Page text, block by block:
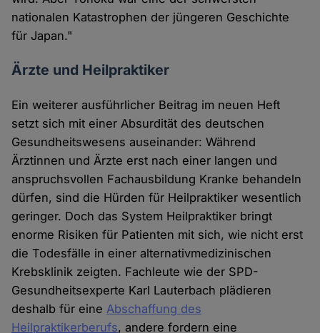
nationalen Katastrophen der jüngeren Geschichte
für Japan."
Ärzte und Heilpraktiker
Ein weiterer ausführlicher Beitrag im neuen Heft
setzt sich mit einer Absurdität des deutschen
Gesundheitswesens auseinander: Während
Ärztinnen und Ärzte erst nach einer langen und
anspruchsvollen Fachausbildung Kranke behandeln
dürfen, sind die Hürden für Heilpraktiker wesentlich
geringer. Doch das System Heilpraktiker bringt
enorme Risiken für Patienten mit sich, wie nicht erst
die Todesfälle in einer alternativmedizinischen
Krebsklinik zeigten. Fachleute wie der SPD-
Gesundheitsexperte Karl Lauterbach plädieren
deshalb für eineAbschaffung des
Heilpraktikerberufs, andere fordern eine